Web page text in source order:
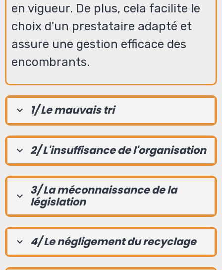
en vigueur. De plus, cela facilite le
choix d'un prestataire adapté et
assure une gestion efficace des
encombrants.
1/ Le mauvais tri
2/ L'insuffisance de l'organisation
3/ La méconnaissance de la
législation
4/ Le négligement du recyclage